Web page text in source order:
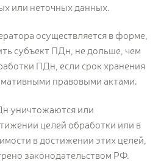
или неточных данных.
осуществляется в форме,
субъект ПДн, не дольше, чем
ПДн, если срок хранения
правовыми актами.
уничтожаются или
целей обработки или в
в достижении этих целей,
законодательством РФ.